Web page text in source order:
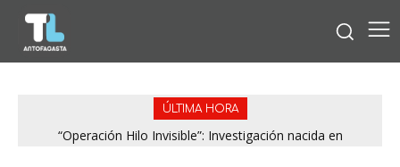
ÚLTIMA HORA
“Operación Hilo Invisible”: Investigación nacida en